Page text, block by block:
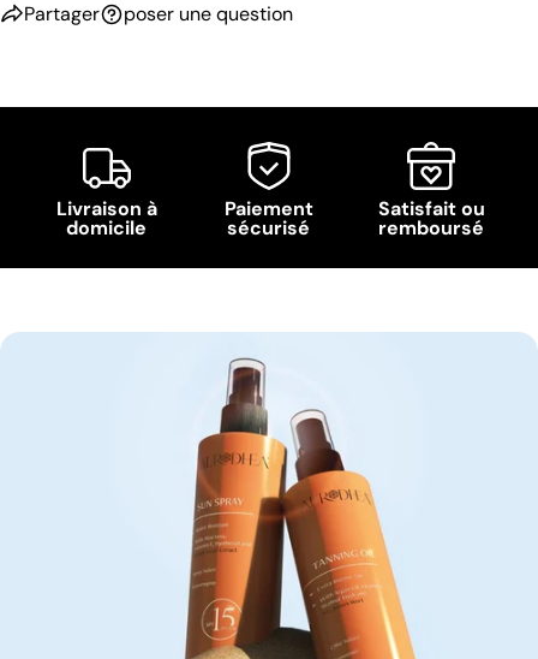
Partager poser une question
Livraison à
domicile
Paiement
sécurisé
Satisfait ou
remboursé